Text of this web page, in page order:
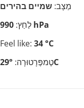
מַצָב: שמיים בהירים
לַחַץ: 990 hPa
Feel like: 34 °C
טֶמפֶּרָטוּרָה:29°C